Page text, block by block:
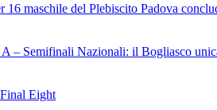
16 maschile del Plebiscito Padova
– Semifinali Nazionali: il Bogliasco
Eight